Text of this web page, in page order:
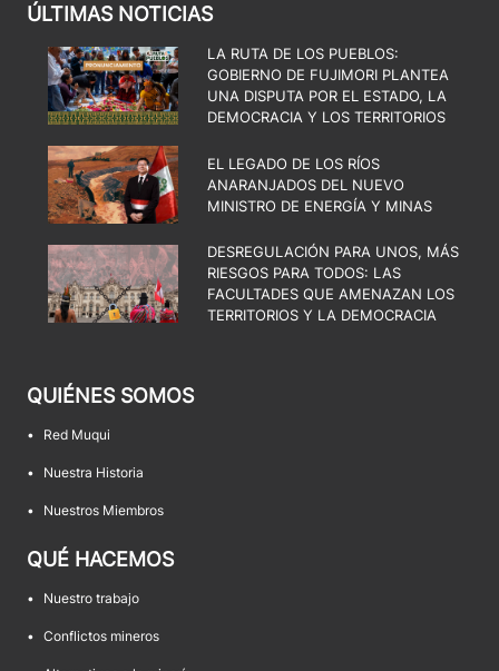
ÚLTIMAS NOTICIAS
LA RUTA DE LOS PUEBLOS:
GOBIERNO DE FUJIMORI PLANTEA
UNA DISPUTA POR EL ESTADO, LA
DEMOCRACIA Y LOS TERRITORIOS
EL LEGADO DE LOS RÍOS
ANARANJADOS DEL NUEVO
MINISTRO DE ENERGÍA Y MINAS
DESREGULACIÓN PARA UNOS, MÁS
RIESGOS PARA TODOS: LAS
FACULTADES QUE AMENAZAN LOS
TERRITORIOS Y LA DEMOCRACIA
QUIÉNES SOMOS
• Red Muqui
• Nuestra Historia
• Nuestros Miembros
QUÉ HACEMOS
• Nuestro trabajo
• Conflictos mineros